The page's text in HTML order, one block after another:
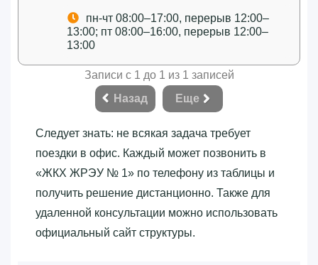
пн-чт 08:00–17:00, перерыв 12:00–
13:00; пт 08:00–16:00, перерыв 12:00–
13:00
Записи с 1 до 1 из 1 записей
Назад
Еще
Следует знать: не всякая задача требует
поездки в офис. Каждый может позвонить в
«‎ЖКХ ЖРЭУ № 1»‎ по телефону из таблицы и
получить решение дистанционно. Также для
удаленной консультации можно использовать
официальный сайт структуры.